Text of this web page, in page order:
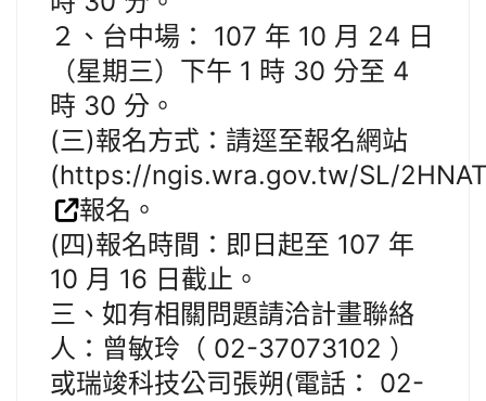
２、台中場： 107 年 10 月 24 日
（星期三）下午 1 時 30 分至 4
時 30 分。
(三)報名方式：請逕至報名網站
(https://ngis.wra.gov.tw/SL/
報名。
(四)報名時間：即日起至 107 年
10 月 16 日截止。
三、如有相關問題請洽計畫聯絡
人：曾敏玲（ 02-37073102 ）
或瑞竣科技公司張朔(電話： 02-